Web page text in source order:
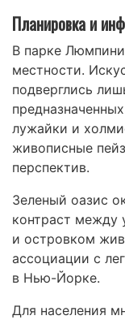
Планировка и
В парке
местности.
подверглись
лужайки и
живописные
перспектив.
Зеленый оазис
контраст между
и островком
ассоциации с
в Нью-Йорке.
Для населения